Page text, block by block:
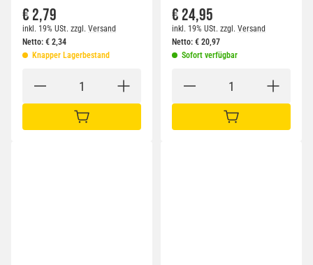
€ 2,79
inkl. 19% USt. zzgl. Versand
Netto: € 2,34
Knapper Lagerbestand
IN DEN WARENKORB
€ 24,95
inkl. 19% USt. zzgl. Versand
Netto: € 20,97
Sofort verfügbar
IN DEN WARENKORB